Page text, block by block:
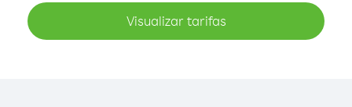
Visualizar tarifas